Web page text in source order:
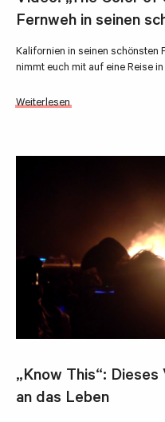
Fernweh in seinen
Kalifornien in seinen schönsten
nimmt euch mit auf eine Reise
Weiterlesen
„Know This“:
an das Leben